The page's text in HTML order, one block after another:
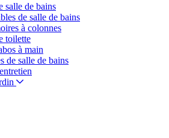
salle de bains
de salle de bains
à colonnes
toilette
à main
de salle de bains